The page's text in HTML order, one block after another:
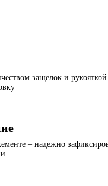
защелок и рукояткой
– надежно